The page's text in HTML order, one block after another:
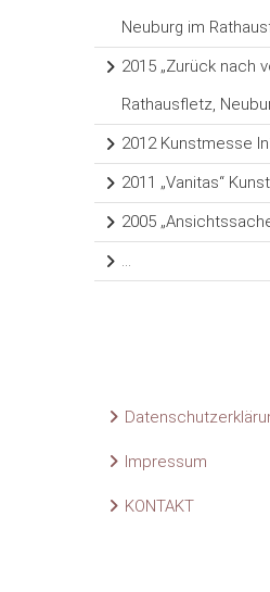
Neuburg im
2015 „Zurück nach
Rathausfletz,
2012 Kunstmesse
2011 „Vanitas“
2005
…
Impressum
KONTAKT